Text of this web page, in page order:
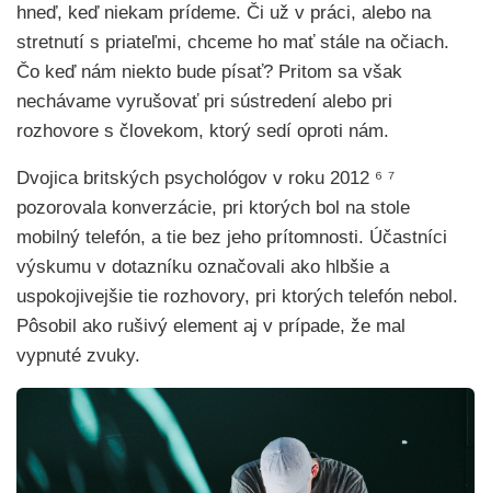
hneď, keď niekam prídeme. Či už v práci, alebo na
stretnutí s priateľmi, chceme ho mať stále na očiach.
Čo keď nám niekto bude písať? Pritom sa však
nechávame vyrušovať pri sústredení alebo pri
rozhovore s človekom, ktorý sedí oproti nám.
Dvojica britských psychológov v roku 2012 ⁶ ⁷
pozorovala konverzácie, pri ktorých bol na stole
mobilný telefón, a tie bez jeho prítomnosti. Účastníci
výskumu v dotazníku označovali ako hlbšie a
uspokojivejšie tie rozhovory, pri ktorých telefón nebol.
Pôsobil ako rušivý element aj v prípade, že mal
vypnuté zvuky.